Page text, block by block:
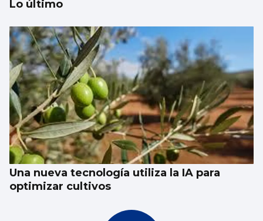
Marora Martín-Caloto: “El comportamiento
de la gente que acude al cristo y lo devota
que es logran que todo sea un éxito”
Lo último
Una nueva tecnología utiliza la IA para
optimizar cultivos